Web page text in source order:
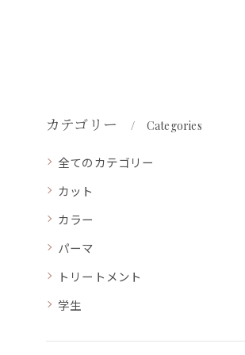
カテゴリー Categories
全てのカテゴリー
カット
カラー
パーマ
トリートメント
学生